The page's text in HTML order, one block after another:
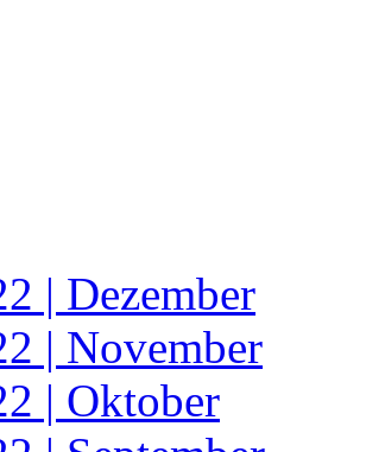
| Dezember
| November
| Oktober